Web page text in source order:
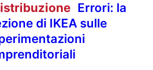
Errori: la
di IKEA sulle